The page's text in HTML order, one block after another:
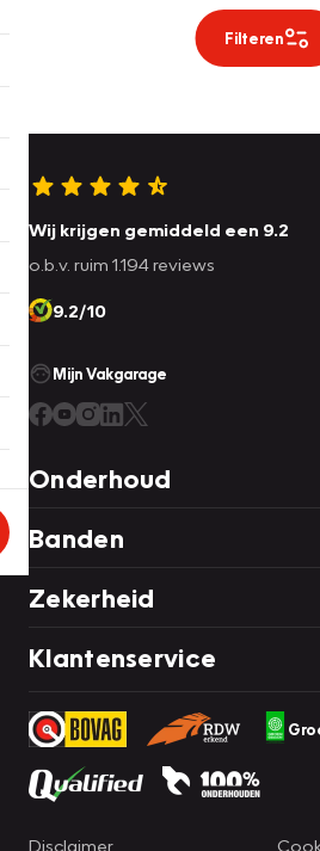
Filteren
Wij krijgen gemiddeld een 9.2
o.b.v. ruim 1.194 reviews
9.2/10
Mijn Vakgarage
Onderhoud
Banden
Zekerheid
Klantenservice
Disclaimer